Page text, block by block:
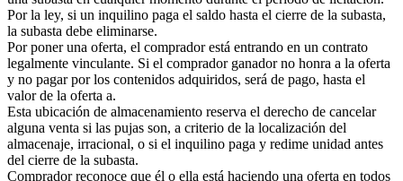
Por la ley, si un inquilino paga el saldo hasta el cierre de la subasta,
la subasta debe eliminarse.
Por poner una oferta, el comprador está entrando en un contrato
legalmente vinculante. Si el comprador ganador no honra a la oferta
y no pagar por los contenidos adquiridos, será de pago, hasta el
valor de la oferta a.
Esta ubicación de almacenamiento reserva el derecho de cancelar
alguna venta si las pujas son, a criterio de la localización del
almacenaje, irracional, o si el inquilino paga y redime unidad antes
del cierre de la subasta.
Comprador reconoce que él o ella está haciendo una oferta en todos